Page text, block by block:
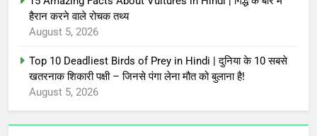
हैरान करने वाले रोचक तथ्य
August 5, 2026
Top 10 Deadliest Birds of Prey in Hindi | दुनिया के 10 सबसे
खतरनाक शिकारी पक्षी – जिनसे पंगा लेना मौत को बुलाना है!
August 5, 2026